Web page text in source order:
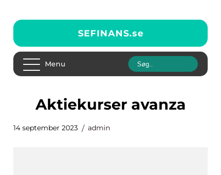
SEFINANS.se
Menu
aktiekurser avanza
14 september 2023 admin